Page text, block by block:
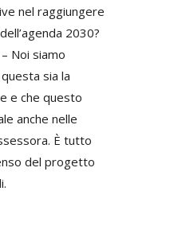
nel raggiungere
2030?
Noi siamo
sia la
e che questo
anche nelle
È tutto
del progetto